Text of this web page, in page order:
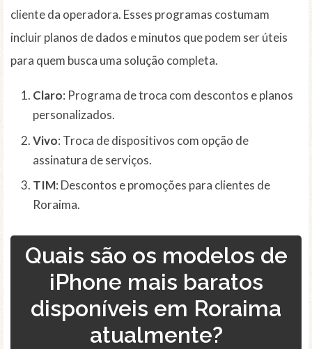
cliente da operadora. Esses programas costumam
incluir planos de dados e minutos que podem ser úteis
para quem busca uma solução completa.
Claro: Programa de troca com descontos e planos
personalizados.
Vivo: Troca de dispositivos com opção de
assinatura de serviços.
TIM: Descontos e promoções para clientes de
Roraima.
Quais são os modelos de
iPhone mais baratos
disponíveis em Roraima
atualmente?